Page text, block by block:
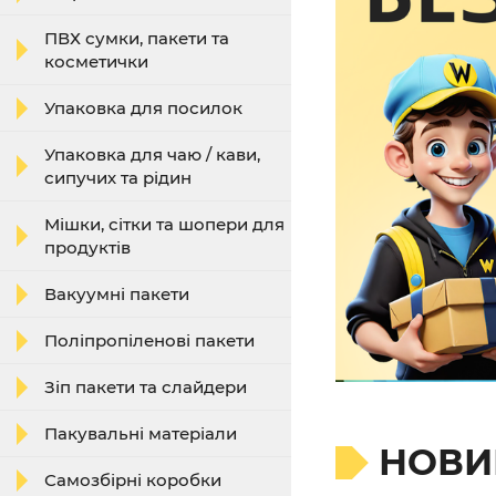
ПВХ сумки, пакети та
косметички
Упаковка для посилок
Упаковка для чаю / кави,
сипучих та рідин
Мішки, сітки та шопери для
продуктів
Вакуумні пакети
Поліпропіленові пакети
Зіп пакети та слайдери
Пакувальні матеріали
Самозбірні коробки